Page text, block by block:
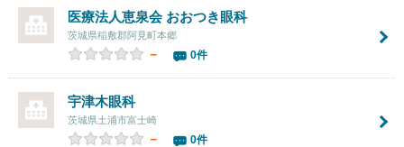
医療法人恵泉会 おおつき眼科
茨城県稲敷郡阿見町本郷
－ 0件
宇津木眼科
茨城県土浦市富士崎
－ 0件